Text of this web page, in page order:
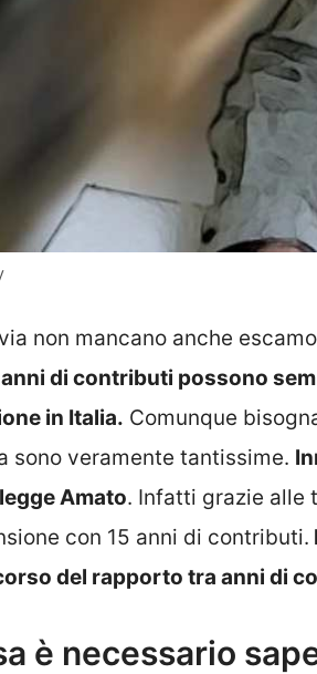
non mancano anche
di contributi possono
in Italia. Comunque
sono veramente tantissime.
Amato. Infatti grazie alle
con 15 anni di contributi.
del rapporto tra anni di
è necessario